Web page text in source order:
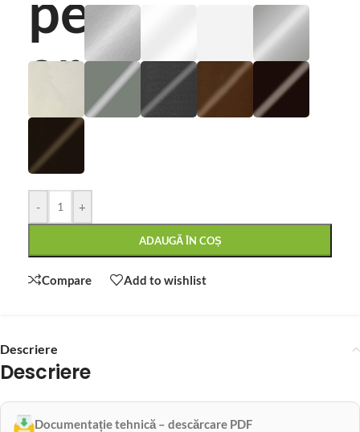
- +
ADAUGĂ ÎN COȘ
Compare Add to wishlist
Descriere
Descriere
Documentație tehnică – descărcare PDF